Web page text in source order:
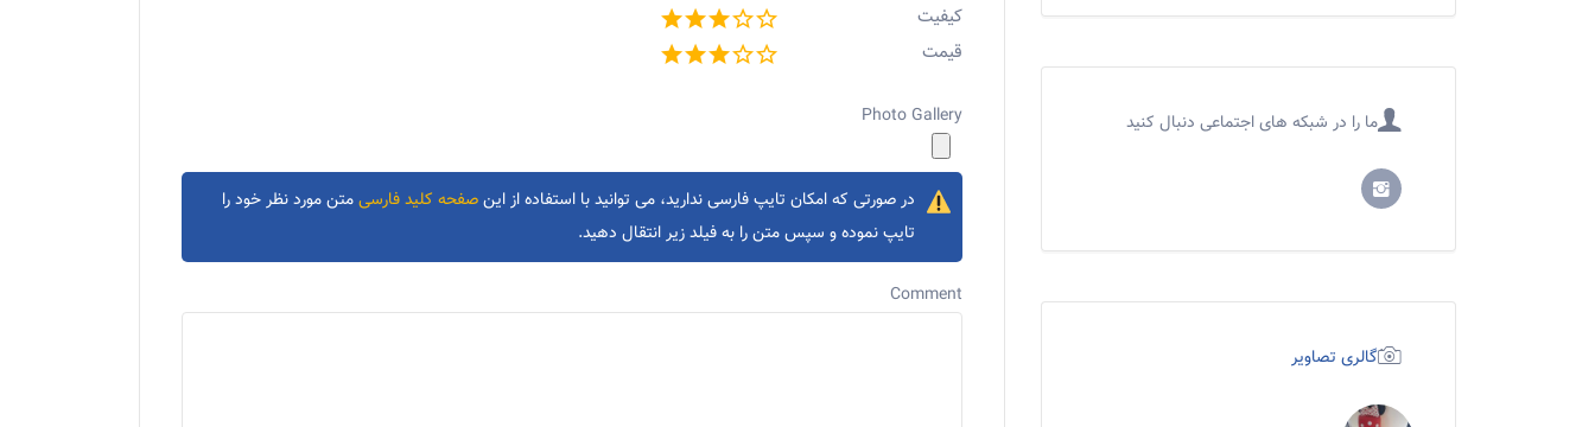
ما را در شبکه های اجتماعی دنبال کنید
گالری تصاویر
کیفیت
قیمت
Photo Gallery
در صورتی که امکان تایپ فارسی ندارید، می توانید با استفاده از اینصفحه کلید فارسیمتن مورد نظر خود را
تایپ نموده و سپس متن را به فیلد زیر انتقال دهید.
Comment